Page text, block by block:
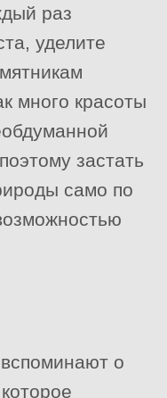
раз
уделите
много красоты
застать
само по
о